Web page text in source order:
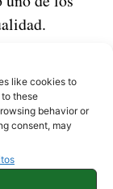
like cookies to
these
behavior or
consent, may